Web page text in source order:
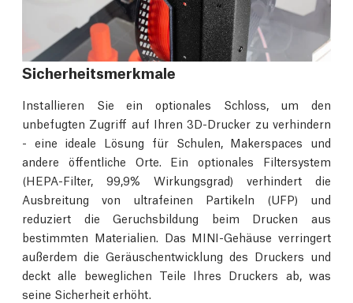
Sicherheitsmerkmale
Installieren Sie ein optionales Schloss, um den
unbefugten Zugriff auf Ihren 3D-Drucker zu verhindern
- eine ideale Lösung für Schulen, Makerspaces und
andere öffentliche Orte. Ein optionales Filtersystem
(HEPA-Filter, 99,9% Wirkungsgrad) verhindert die
Ausbreitung von ultrafeinen Partikeln (UFP) und
reduziert die Geruchsbildung beim Drucken aus
bestimmten Materialien. Das MINI-Gehäuse verringert
außerdem die Geräuschentwicklung des Druckers und
deckt alle beweglichen Teile Ihres Druckers ab, was
seine Sicherheit erhöht.